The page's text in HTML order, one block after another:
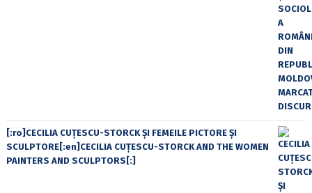
[:ro]CECILIA CUŢESCU-STORCK ŞI FEMEILE PICTORE ŞI
SCULPTORE[:en]CECILIA CUŢESCU-STORCK AND THE WOMEN
PAINTERS AND SCULPTORS[:]